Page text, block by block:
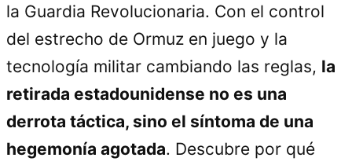
la Guardia Revolucionaria. Con el control
del estrecho de Ormuz en juego y la
tecnología militar cambiando las reglas, la
retirada estadounidense no es una
derrota táctica, sino el síntoma de una
hegemonía agotada. Descubre por qué